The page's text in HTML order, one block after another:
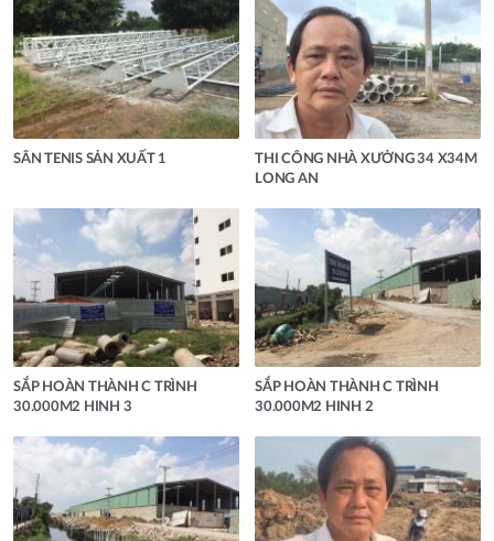
SÂN TENIS SẢN XUẤT 1
THI CÔNG NHÀ XƯỞNG 34 X34M
LONG AN
SẮP HOÀN THÀNH C TRÌNH
30.000M2 HINH 3
SẮP HOÀN THÀNH C TRÌNH
30.000M2 HINH 2